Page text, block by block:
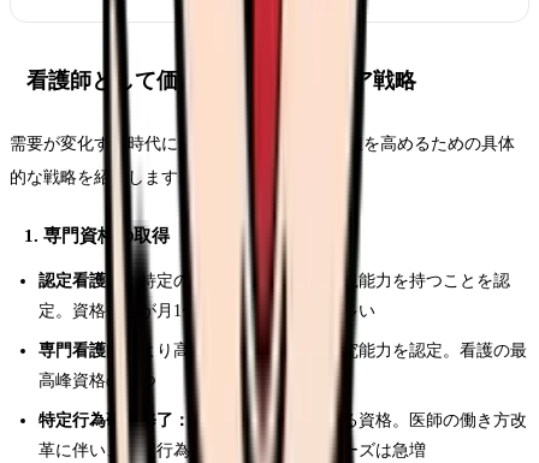
看護師として価値を高めるキャリア戦略
需要が変化する時代に、看護師として市場価値を高めるための具体
的な戦略を紹介します。
1. 専門資格の取得
認定看護師：
特定の分野で高度な看護実践能力を持つことを認
定。資格手当が月1〜3万円つくケースが多い
専門看護師：
より高度な実践・教育・研究能力を認定。看護の最
高峰資格の一つ
特定行為研修修了：
今後最も需要が高まる資格。医師の働き方改
革に伴い、特定行為ができる看護師のニーズは急増